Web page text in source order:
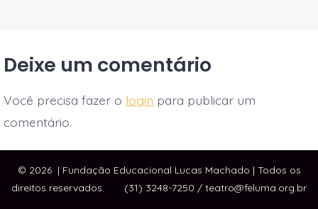
Deixe um comentário
Você precisa fazer o login para publicar um
comentário.
© 2026 | Fundação Educacional Lucas Machado | Todos os
direitos reservados. (31) 3248-7250 / teatro@feluma.org.br